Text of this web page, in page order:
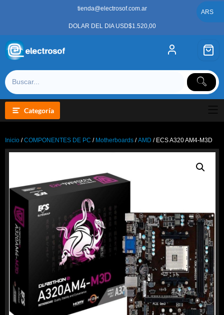
tienda@electrosof.com.ar
DOLAR DEL DIA USD$1.520,00
Categoría
Inicio /COMPONENTES DE PC / Motherboards /AMD / ECS A320 AM4-M3D
ARS